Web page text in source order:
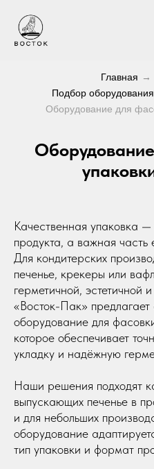
Главная →
Подбор
Оборудование для
Качественная упаковка
продукта, а важная часть
Для кондитерских
печенье, крекеры или
герметичной, эстетичной
«Восток-Пак»
оборудование для
которое обеспечивает
укладку и надёжную
Наши решения подходят
выпускающих печенье в
и для небольших
оборудование
тип упаковки и формат